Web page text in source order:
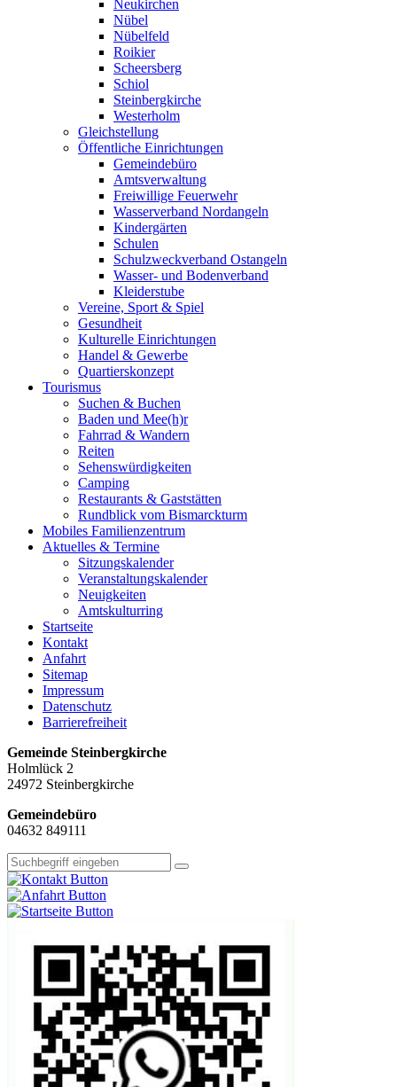
Neukirchen
Nübel
Nübelfeld
Roikier
Scheersberg
Schiol
Steinbergkirche
Westerholm
Gleichstellung
Öffentliche Einrichtungen
Gemeindebüro
Amtsverwaltung
Freiwillige Feuerwehr
Wasserverband Nordangeln
Kindergärten
Schulen
Schulzweckverband Ostangeln
Wasser- und Bodenverband
Kleiderstube
Vereine, Sport & Spiel
Gesundheit
Kulturelle Einrichtungen
Handel & Gewerbe
Quartierskonzept
Tourismus
Suchen & Buchen
Baden und Mee(h)r
Fahrrad & Wandern
Reiten
Sehenswürdigkeiten
Camping
Restaurants & Gaststätten
Rundblick vom Bismarckturm
Mobiles Familienzentrum
Aktuelles & Termine
Sitzungskalender
Veranstaltungskalender
Neuigkeiten
Amtskulturring
Startseite
Kontakt
Anfahrt
Sitemap
Impressum
Datenschutz
Barrierefreiheit
Gemeinde Steinbergkirche
Holmlück 2
24972 Steinbergkirche
Gemeindebüro
04632 849111